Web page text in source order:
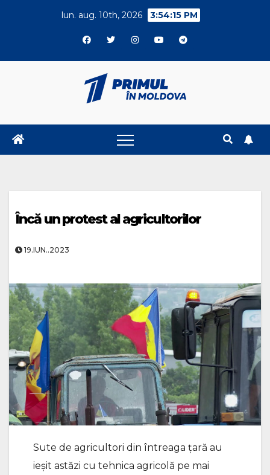
lun. aug. 10th, 2026 3:54:16 PM
Încă un protest al agricultorilor
19.IUN..2023
Sute de agricultori din întreaga țară au
ieșit astăzi cu tehnica agricolă pe mai